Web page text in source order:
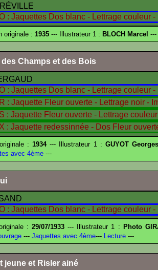
originale : 1935 --- Illustrateur 1 : BLOCH Marcel ---
des Champs et des Bois
: 1934--- Illustrateur 1 : GUYOT
avec 4ème ---
:29/07/1933 --- Illustrateur 1 : Photo
--- Jaquettes avec 4ème--- Lecture ---
jeune et Risler ainé